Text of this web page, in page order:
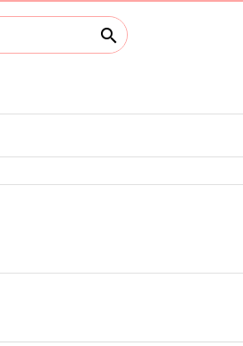
search